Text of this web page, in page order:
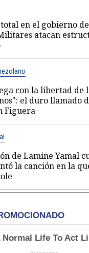
en el gobierno
atacan
con la libertad de
el duro llamado
Figuera
de Lamine Yamal
la canción en la